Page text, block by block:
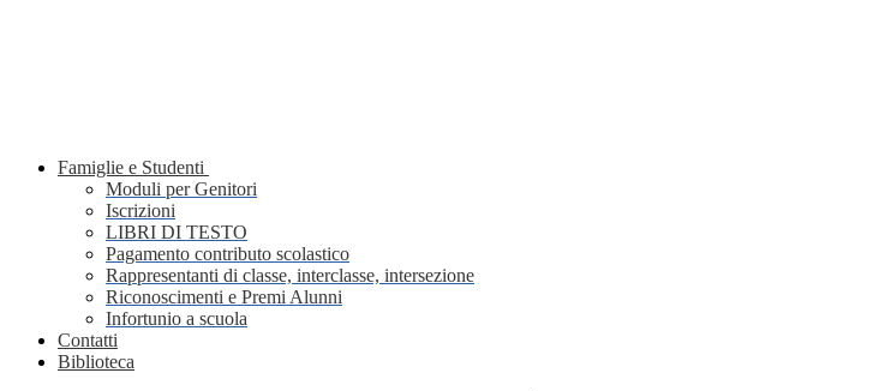
Famiglie e Studenti
Moduli per Genitori
Iscrizioni
LIBRI DI TESTO
Pagamento contributo scolastico
Rappresentanti di classe, interclasse, intersezione
Riconoscimenti e Premi Alunni
Infortunio a scuola
Contatti
Biblioteca